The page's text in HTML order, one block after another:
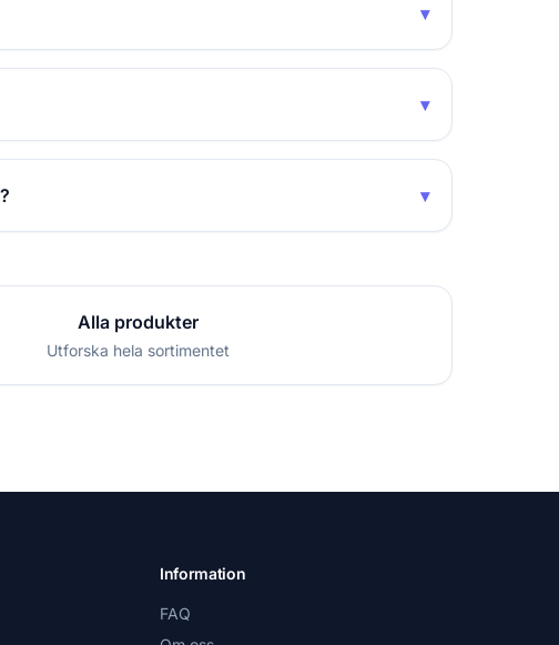
▾
▾
▾
Alla produkter
Utforska hela sortimentet
Information
FAQ